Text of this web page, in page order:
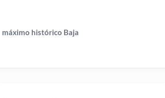
máximo histórico Baja